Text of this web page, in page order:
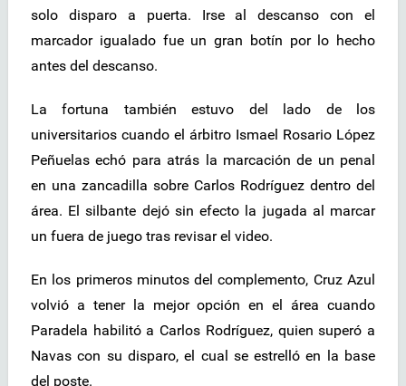
solo disparo a puerta. Irse al descanso con el
marcador igualado fue un gran botín por lo hecho
antes del descanso.
La fortuna también estuvo del lado de los
universitarios cuando el árbitro Ismael Rosario López
Peñuelas echó para atrás la marcación de un penal
en una zancadilla sobre Carlos Rodríguez dentro del
área. El silbante dejó sin efecto la jugada al marcar
un fuera de juego tras revisar el video.
En los primeros minutos del complemento, Cruz Azul
volvió a tener la mejor opción en el área cuando
Paradela habilitó a Carlos Rodríguez, quien superó a
Navas con su disparo, el cual se estrelló en la base
del poste.